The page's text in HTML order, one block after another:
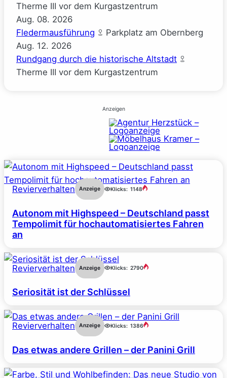
Therme III vor dem Kurgastzentrum
Aug. 08. 2026
Fledermausführung
Parkplatz am Obernberg
Aug. 12. 2026
Rundgang durch die historische Altstadt
Therme III vor dem Kurgastzentrum
Anzeigen
Revierverhalten Anzeige Klicks: 1148
Autonom mit Highspeed – Deutschland passt
Tempolimit für hochautomatisiertes Fahren
an
Revierverhalten Anzeige Klicks: 2790
Seriosität ist der Schlüssel
Revierverhalten Anzeige Klicks: 1386
Das etwas andere Grillen – der Panini Grill